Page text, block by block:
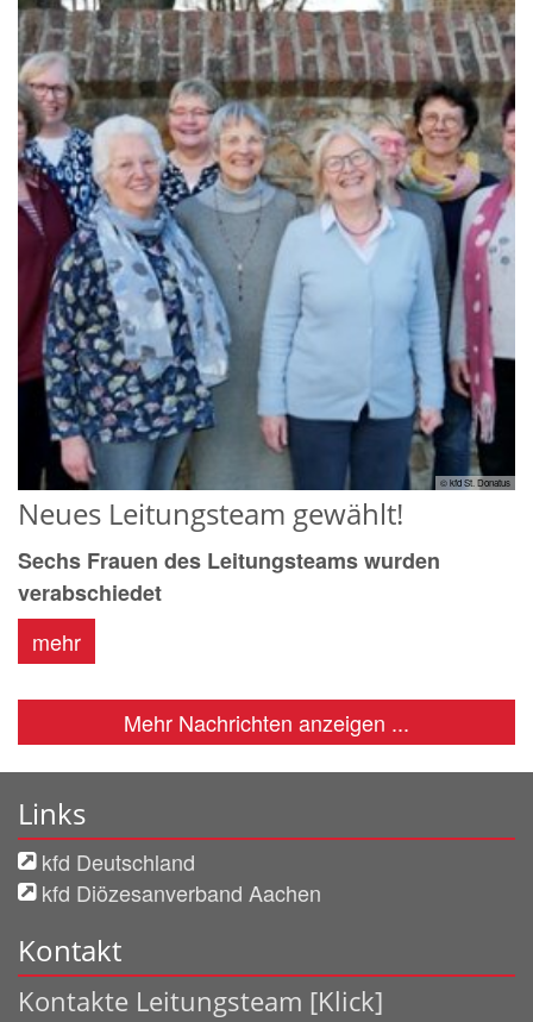
© kfd St. Donatus
Neues Leitungsteam gewählt!
Sechs Frauen des Leitungsteams wurden
verabschiedet
mehr
Mehr Nachrichten anzeigen ...
Links
kfd Deutschland
kfd Diözesanverband Aachen
Kontakt
Kontakte Leitungsteam [Klick]